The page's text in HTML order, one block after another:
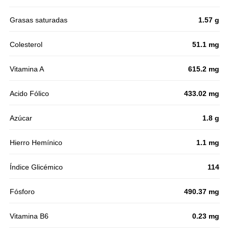
Grasas saturadas 1.57 g
Colesterol 51.1 mg
Vitamina A 615.2 mg
Acido Fólico 433.02 mg
Azúcar 1.8 g
Hierro Hemínico 1.1 mg
Índice Glicémico 114
Fósforo 490.37 mg
Vitamina B6 0.23 mg